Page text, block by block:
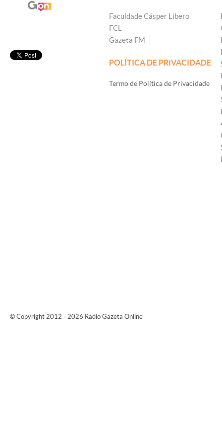
Faculdade Cásper Líbero
FCL
Gazeta FM
POLÍTICA DE PRIVACIDADE
Termo de Política de Privacidade
© Copyright 2012 - 2026 Rádio Gazeta Online